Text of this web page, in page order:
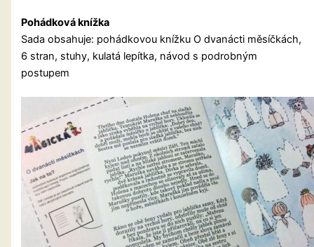
Pohádková knížka
Sada obsahuje: pohádkovou knížku O dvanácti měsíčkách,
6 stran, stuhy, kulatá lepítka, návod s podrobným
postupem